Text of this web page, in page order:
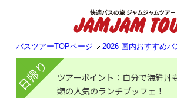
バスツアーTOPページ 2026 国内おすすめバ
ツアーポイント：自分で海鮮丼
類の人気のランチブッフェ！
日帰り